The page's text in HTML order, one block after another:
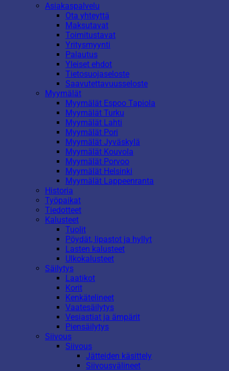
Asiakaspalvelu
Ota yhteyttä
Maksutavat
Toimitustavat
Yritysmyynti
Palautus
Yleiset ehdot
Tietosuojaseloste
Saavutettavuusseloste
Myymälät
Myymälät Espoo Tapiola
Myymälät Turku
Myymälät Lahti
Myymälät Pori
Myymälät Jyväskylä
Myymälät Kouvola
Myymälät Porvoo
Myymälät Helsinki
Myymälät Lappeenranta
Historia
Työpaikat
Tiedotteet
Kalusteet
Tuolit
Pöydät, lipastot ja hyllyt
Lasten kalusteet
Ulkokalusteet
Säilytys
Laatikot
Korit
Kenkätelineet
Vaatesäilytys
Vesiastiat ja ämpärit
Piensäilytys
Siivous
Siivous
Jätteiden käsittely
Siivousvälineet